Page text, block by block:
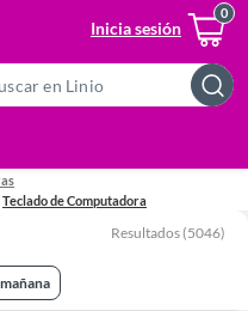
Inicia sesión
Bar
Teclado de Computadora
Resultados (5046)